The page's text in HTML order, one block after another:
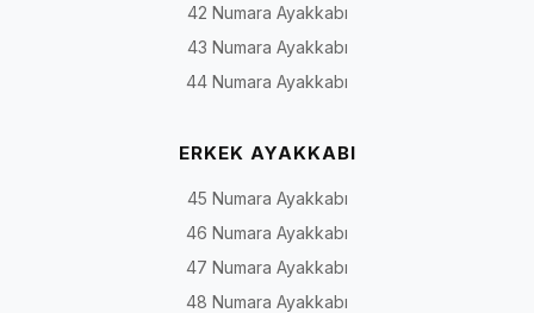
42 Numara Ayakkabı
43 Numara Ayakkabı
44 Numara Ayakkabı
ERKEK AYAKKABI
45 Numara Ayakkabı
46 Numara Ayakkabı
47 Numara Ayakkabı
48 Numara Ayakkabı